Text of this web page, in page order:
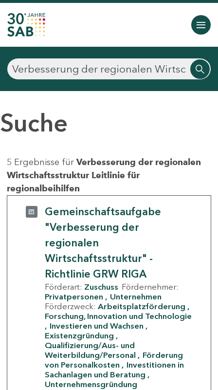
Suche
5 Ergebnisse für Verbesserung der regionalen
Wirtschaftsstruktur Leitlinie für
regionalbeihilfen
Gemeinschaftsaufgabe
"Verbesserung der
regionalen
Wirtschaftsstruktur" -
Richtlinie GRW RIGA
Förderart: Zuschuss Fördernehmer:
Privatpersonen
Unternehmen
Förderzweck: Arbeitsplatzförderung
Forschung, Innovation und Technologie
Investieren und Wachsen
Existenzgründung
Qualifizierung/Aus- und
Weiterbildung/Personal
Förderung
von Personalkosten
Investitionen in
Sachanlagen und Beratung
Unternehmensgründung